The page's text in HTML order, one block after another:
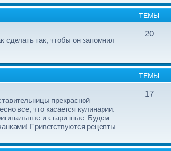
ТЕМЫ
сделать так, чтобы он запомнил
20
ТЕМЫ
прекрасной
все, что касается кулинарии.
и старинные. Будем
Приветствуются рецепты
17